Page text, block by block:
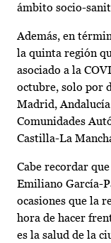
ámbito socio-
Además, en
la quinta región
asociado a la
octubre, solo por
Madrid,
Comunidades
Castilla-La
Cabe recordar
Emiliano García-
ocasiones que la
hora de hacer
es la salud de la